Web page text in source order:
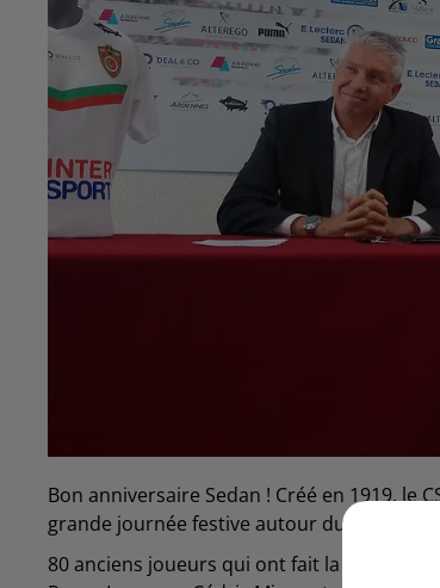
Bon anniversaire Sedan ! Créé en 1919, le
grande journée festive autour du football
80 anciens joueurs qui ont fait la gloire de